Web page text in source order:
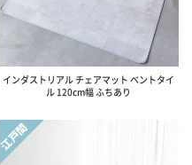
インダストリアル チェアマット ベントタイ
ル 120cm幅 ふちあり
江戸間